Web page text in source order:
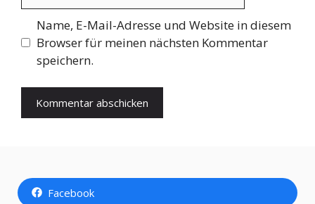
Name, E-Mail-Adresse und Website in diesem
Browser für meinen nächsten Kommentar
speichern.
Facebook